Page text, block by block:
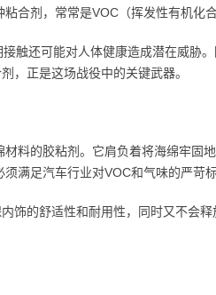
合剂，常常是VOC（挥发性有机化合
触还可能对人体健康造成潜在威胁
，正是这场战役中的关键武器。
料的胶粘剂。它肩负着将海绵牢固
满足汽车行业对VOC和气味的严苛标
饰的舒适性和耐用性，同时又不会